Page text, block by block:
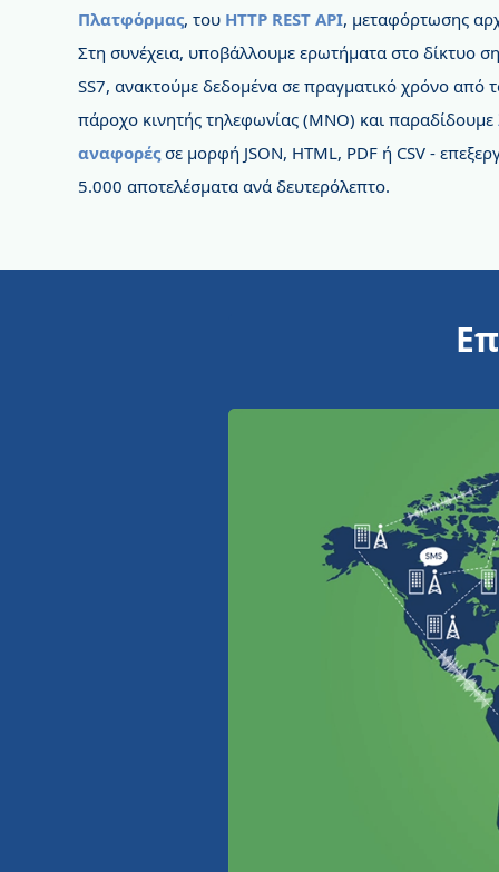
Πλατφόρμας, του HTTP REST API, μεταφόρτωσης
Στη συνέχεια, υποβάλλουμε ερωτήματα στο δίκτυο
SS7, ανακτούμε δεδομένα σε πραγματικό χρόνο από
πάροχο κινητής τηλεφωνίας (MNO) και παραδίδουμε
αναφορέςσε μορφή JSON, HTML, PDF ή CSV -
5.000 αποτελέσματα ανά δευτερόλεπτο.